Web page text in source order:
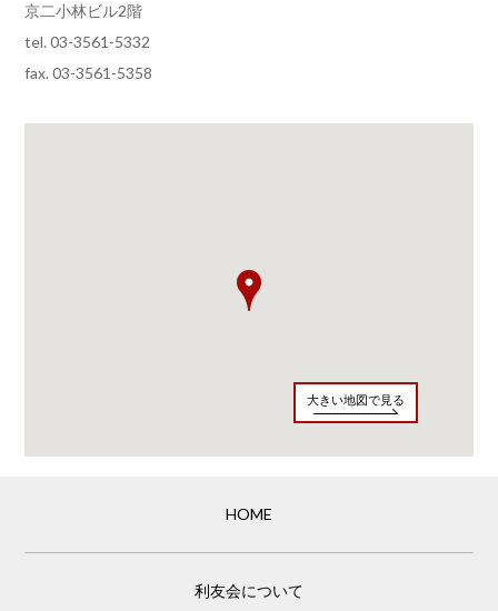
京二小林ビル2階
tel. 03-3561-5332
fax. 03-3561-5358
大きい地図で見る
HOME
利友会について